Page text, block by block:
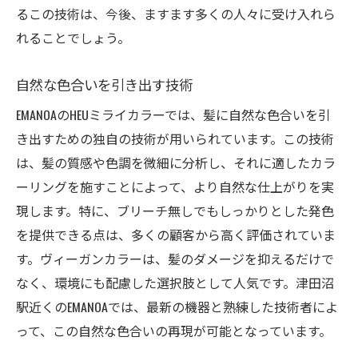
るこの技術は、今後、ますます多くの人々に受け入れら
れることでしょう。
自然な色合いを引き出す技術
EMANOAのHEUミライカラーでは、髪に自然な色合いを引
き出すための独自の技術が用いられています。この技術
は、髪の質感や色調を微細に分析し、それに適したカラ
ーリングを施すことによって、より自然な仕上がりを実
現します。特に、ブリーチ無しでもしっかりとした発色
を提供できる点は、多くの顧客から高く評価されていま
す。ヴィーガンカラーは、髪のダメージを抑えるだけで
なく、環境にも配慮した選択肢として人気です。津田沼
駅近くのEMANOAでは、最新の機器と熟練した技術者によ
って、この自然な色合いの再現が可能となっています。